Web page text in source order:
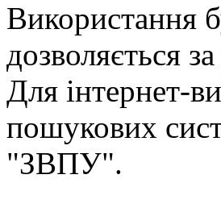
Використання
дозволяється
Для інтернет-
пошукових
"ЗВПУ".